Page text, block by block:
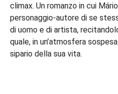
climax. Un romanzo in cui
personaggio-autore di se
di uomo e di artista,
quale, in un’atmosfera
sipario della sua vita.